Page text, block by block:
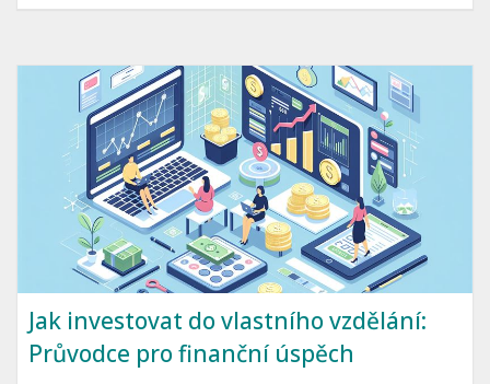
finanční prostředky. Tento článek vás
můžete v České republice využít, abyste si
ulehčili cestu k úspěšným investicím.
Jak investovat do vlastního vzdělání:
Průvodce pro finanční úspěch